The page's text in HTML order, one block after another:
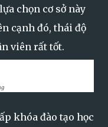
chọn cơ sở này
cạnh đó, thái độ
viên rất tốt.
khóa đào tạo học